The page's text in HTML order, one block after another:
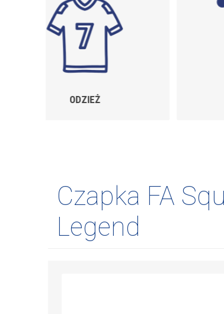
Czapka FA
Legend